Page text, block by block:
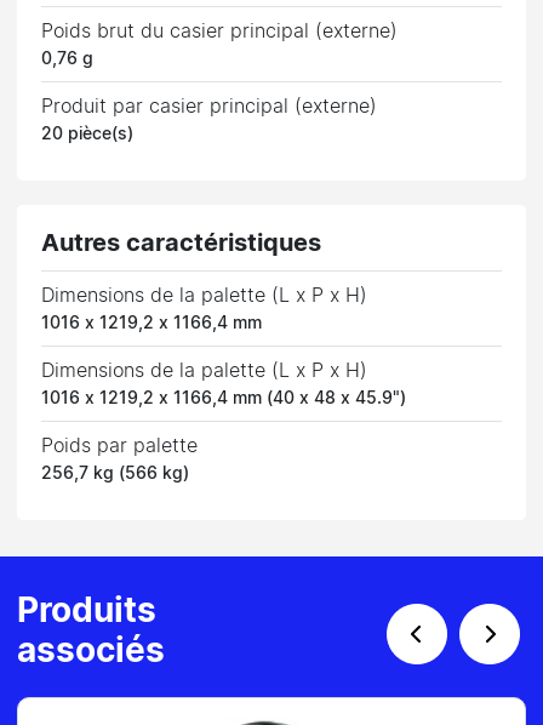
Poids brut du casier principal (externe)
0,76 g
Produit par casier principal (externe)
20 pièce(s)
Autres caractéristiques
Dimensions de la palette (L x P x H)
1016 x 1219,2 x 1166,4 mm
Dimensions de la palette (L x P x H)
1016 x 1219,2 x 1166,4 mm (40 x 48 x 45.9")
Poids par palette
256,7 kg (566 kg)
Produits
associés